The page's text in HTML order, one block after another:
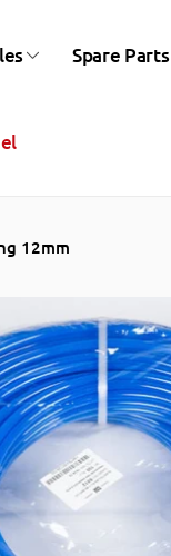
Spare Parts
12mm